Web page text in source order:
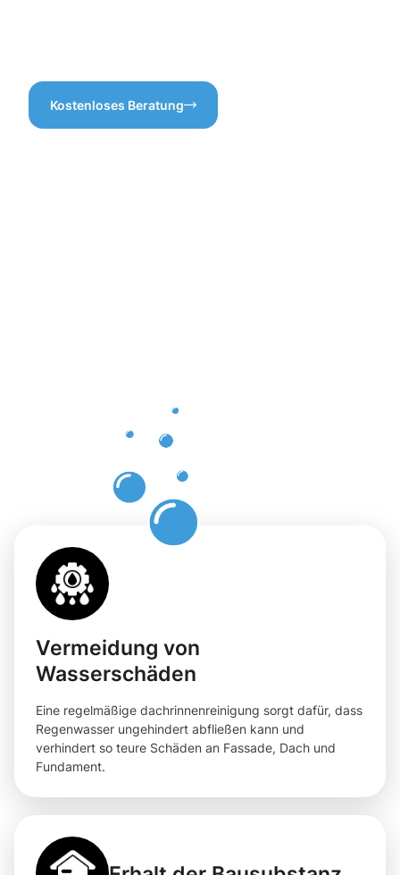
Kostenloses Beratung
Vermeidung von
Wasserschäden
Eine regelmäßige dachrinnenreinigung sorgt dafür, dass
Regenwasser ungehindert abfließen kann und
verhindert so teure Schäden an Fassade, Dach und
Fundament.